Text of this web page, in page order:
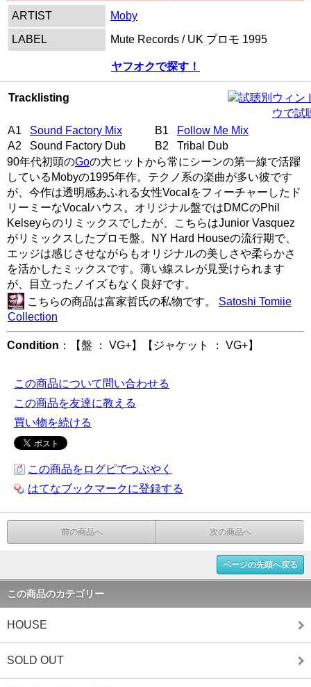
ARTIST
Moby
LABEL
Mute Records / UK プロモ 1995
ヤフオクで探す！
Tracklisting
別ウィン
ウで試
A1 Sound Factory Mix
A2 Sound Factory Dub
B1
Follow Me Mix
B2 Tribal Dub
90年代初頭のGoの大ヒットから常にシーンの第一線で活躍
しているMobyの1995年作。テクノ系の楽曲が多い彼です
が、今作は透明感あふれる女性Vocalをフィーチャーしたド
リーミーなVocalハウス。オリジナル盤ではDMCのPhil
Kelseyらのリミックスでしたが、こちらはJunior Vasquez
がリミックスしたプロモ盤。NY Hard Houseの流行期で、
エッジは感じさせながらもオリジナルの美しさや柔らかさ
を活かしたミックスです。薄い線スレが見受けられます
が、目立ったノイズもなく良好です。
こちらの商品は富家哲氏の私物です。 Satoshi Tomiie
Collection
Condition ：【盤 ： VG+】【ジャケット ： VG+】
この商品について問い合わせる
この商品を友達に教える
買い物を続ける
この商品をログピでつぶやく
はてなブックマークに登録する
前の商品へ 次の商品へ
ページの先頭へ戻る
この商品のカテゴリー
HOUSE
SOLD OUT